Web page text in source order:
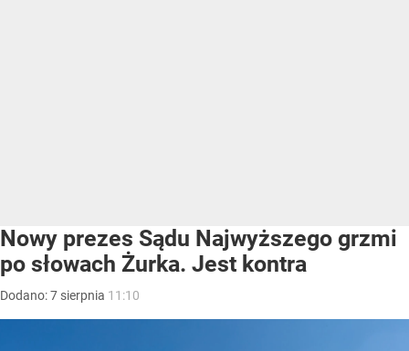
Nowy prezes Sądu Najwyższego grzmi
po słowach Żurka. Jest kontra
Dodano:7 sierpnia 11:10